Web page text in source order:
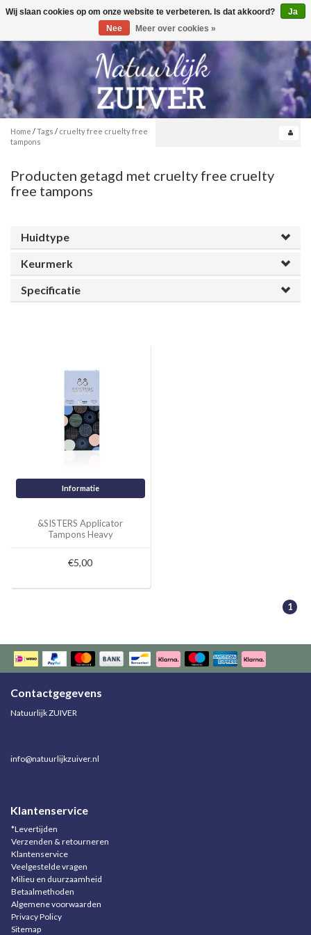
Toggle
0
Home /Tags / cruelty free cruelty free
tampons
Producten getagd met cruelty free cruelty
free tampons
Huidtype
Keurmerk
Specificatie
Informatie
&SISTERS Applicator
Tampons Heavy
€5,00
1
Contactgegevens
Natuurlijk ZUIVER
info@natuurlijkzuiver.nl
Klantenservice
*Levertijden
Verzenden & retourneren
Klantenservice
Veelgestelde vragen
Milieu en duurzaamheid
Betaalmethoden
Algemene voorwaarden
Privacy Policy
Sitemap
Wij slaan cookies op om onze website te verbeteren. Is dat akkoord?
Ja
Nee
Meer over cookies »